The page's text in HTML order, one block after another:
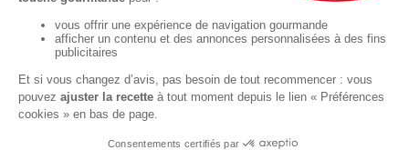
Recettes de saison
Printemps
Été
Automne